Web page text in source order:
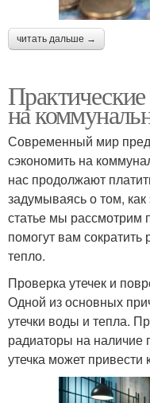
читать дальше →
на
Современный мир
сэкономить на
нас продолжают
задумываясь о том,
статье мы рассмотрим
помогут вам сократить
тепло.
Проверка утечек и
Одной из основных
утечки воды и тепла.
радиаторы на
утечка может